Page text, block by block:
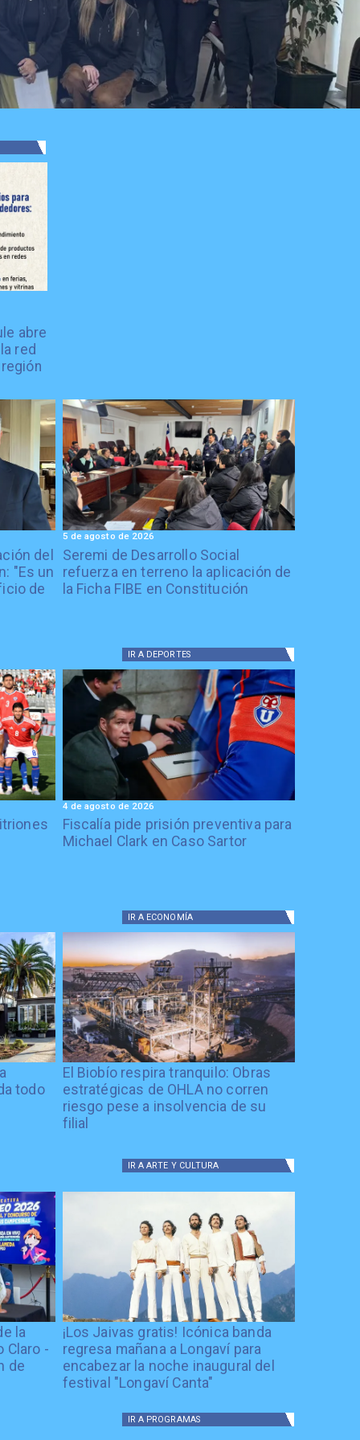
abre
red
del
"Es un
de
Seremi de Desarrollo Social
refuerza en terreno la aplicación de
la Ficha FIBE en Constitución
5 de agosto de 2026
IR A DEPORTES
Fiscalía pide prisión preventiva para
Michael Clark en Caso Sartor
4 de agosto de 2026
IR A ECONOMÍA
todo
El Biobío respira tranquilo: Obras
estratégicas de OHLA no corren
riesgo pese a insolvencia de su
filial
IR A ARTE Y CULTURA
la
Claro -
de
¡Los Jaivas gratis! Icónica banda
regresa mañana a Longaví para
encabezar la noche inaugural del
festival "Longaví Canta"
IR A PROGRAMAS